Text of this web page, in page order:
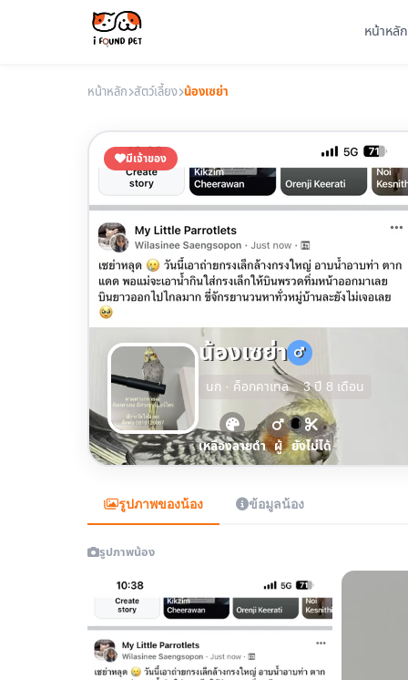
หน้าหลัก
หน้าหลัก สัตว์เลี้ยง น้องเซย่า
มีเจ้าของ
น้องเซย่า
นก · ค็อกคาเทล 3 ปี 8 เดือน
เหลืองลายดำ ผู้ ยังไม่ได้
รูปภาพของน้อง ข้อมูลน้อง
รูปภาพน้อง